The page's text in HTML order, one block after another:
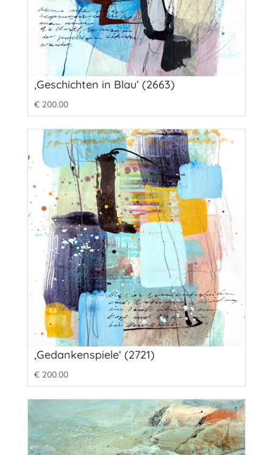
‚Geschichten in Blau‘ (2663)
€200.00
‚Gedankenspiele‘ (2721)
€200.00